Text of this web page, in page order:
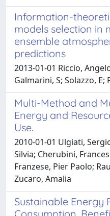
Information-
models selection in
ensemble
predictions
2013-01-01 Riccio,
Galmarini, S; Solazzo, E;
Multi-Method and
Energy and
Use.
2010-01-01 Ulgiati,
Silvia; Cherubini,
Franzese, Pier Paolo;
Zucaro, Amalia
Sustainable Energy